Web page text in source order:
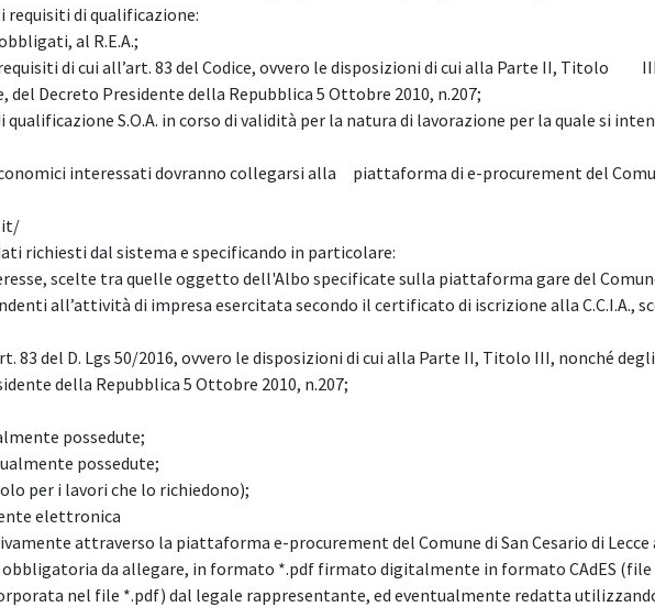
requisiti di qualificazione:
al R.E.A.;
di cui all’art. 83 del Codice, ovvero le disposizioni di cui alla Parte II, Titolo
Decreto Presidente della Repubblica 5 Ottobre 2010, n.207;
S.O.A. in corso di validità per la natura di lavorazione per la quale si
interessati dovranno collegarsi alla piattaforma di e-procurement del
richiesti dal sistema e specificando in particolare:
scelte tra quelle oggetto dell'Albo specificate sulla piattaforma gare del
all’attività di impresa esercitata secondo il certificato di iscrizione alla C.C.I.A.,
83 del D. Lgs 50/2016, ovvero le disposizioni di cui alla Parte II, Titolo III, nonché
della Repubblica 5 Ottobre 2010, n.207;
possedute;
possedute;
per i lavori che lo richiedono);
elettronica
attraverso la piattaforma e-procurement del Comune di San Cesario di
da allegare, in formato *.pdf firmato digitalmente in formato CAdES (file
nel file *.pdf) dal legale rappresentante, ed eventualmente redatta